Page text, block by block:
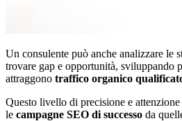
Un consulente può anche analizzare le
trovare gap e opportunità, sviluppando
attraggono traffico organico
Questo livello di precisione e
le campagne SEO di successo da